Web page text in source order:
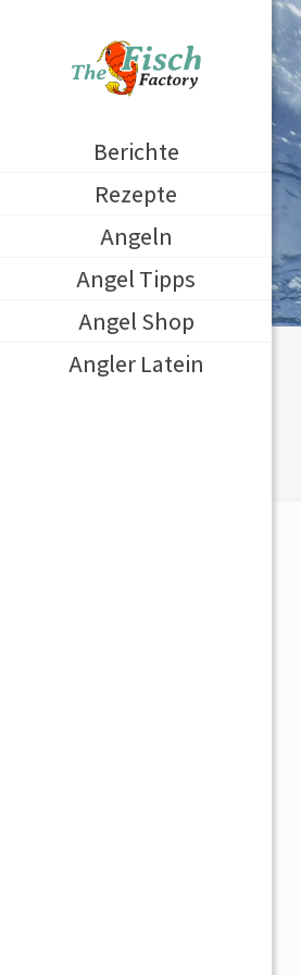
Berichte
Rezepte
Angeln
Angel Tipps
Angel Shop
Angler Latein